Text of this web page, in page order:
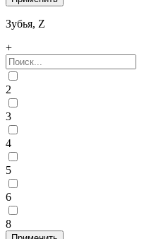
Зубья, Z
+
2
3
4
5
6
8